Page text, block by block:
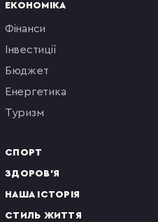
ЕКОНОМІКА
фінанси
інвестиції
бюджет
енергетика
туризм
СПОРТ
ЗДОРОВ'Я
НАША ІСТОРІЯ
СТИЛЬ ЖИТТЯ